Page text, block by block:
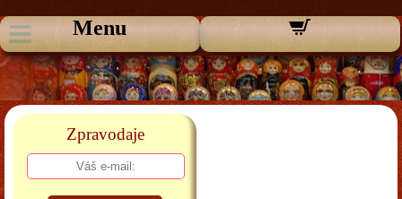
Menu
Zpravodaje